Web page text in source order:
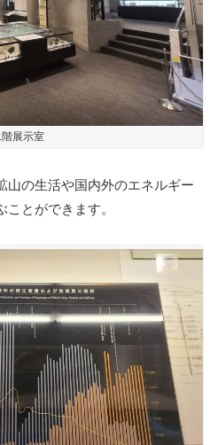
階展示室
山の生活や国内外のエネルギー
とができます。